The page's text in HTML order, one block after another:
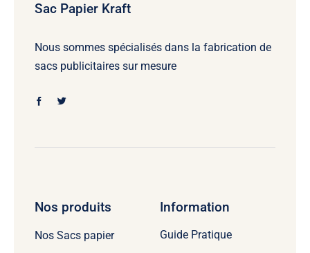
Sac Papier Kraft
Nous sommes spécialisés dans la fabrication de
sacs publicitaires sur mesure
Nos produits
Nos Sacs papier
Information
Guide Pratique